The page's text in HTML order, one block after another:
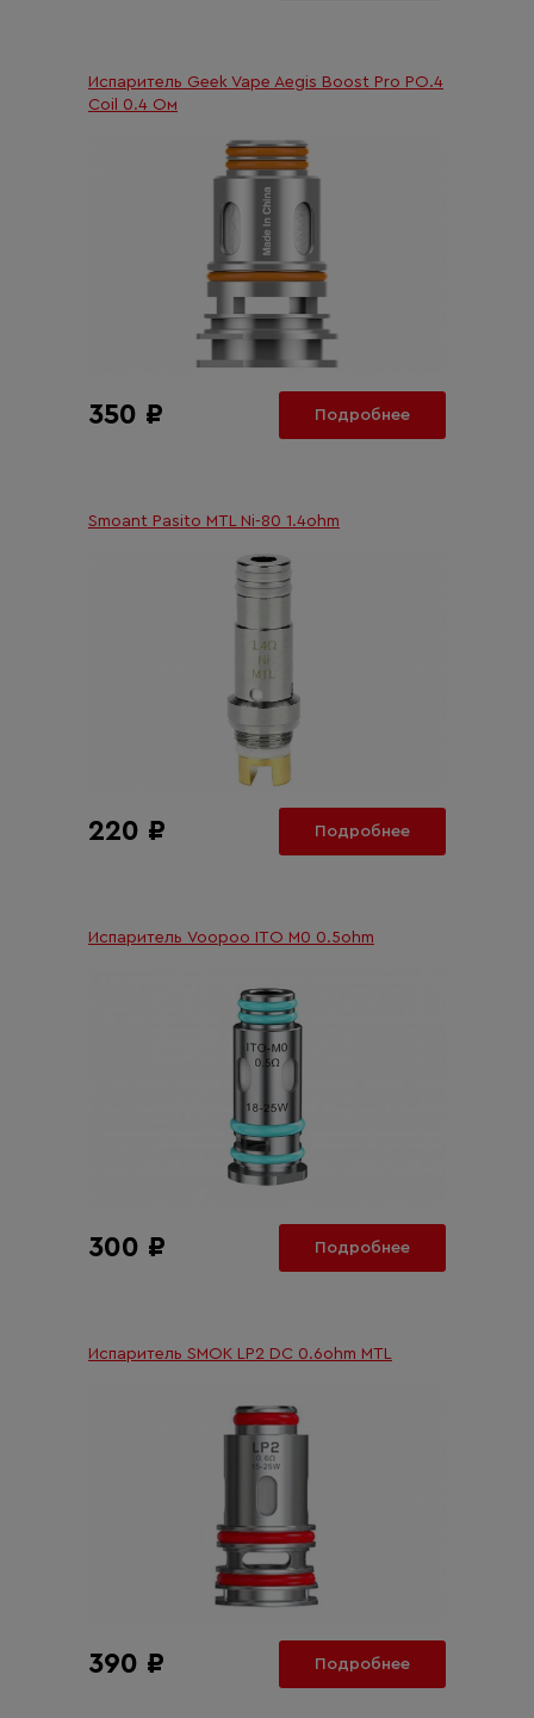
Испаритель Geek Vape Aegis Boost Pro PO.4
Coil 0.4 Ом
350 ₽ Подробнее
Smoant Pasito MTL Ni-80 1.4ohm
220 ₽ Подробнее
Испаритель Voopoo ITO M0 0.5ohm
300 ₽ Подробнее
Испаритель SMOK LP2 DC 0.6ohm MTL
390 ₽ Подробнее